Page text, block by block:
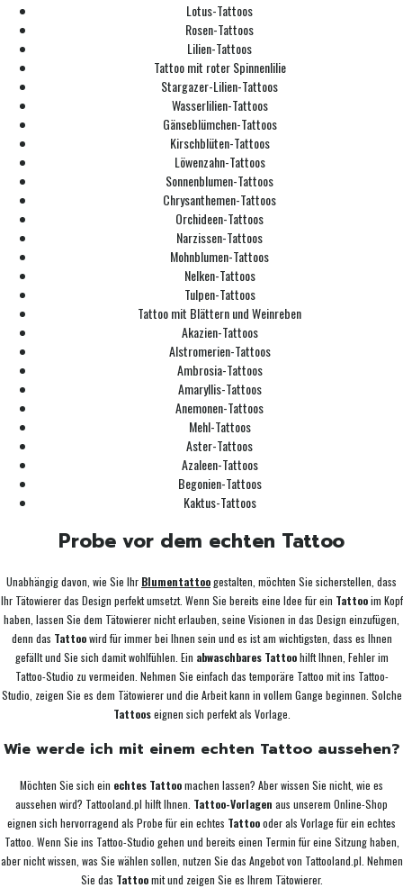
Lotus-Tattoos
Rosen-Tattoos
Lilien-Tattoos
Tattoo mit roter Spinnenlilie
Stargazer-Lilien-Tattoos
Wasserlilien-Tattoos
Gänseblümchen-Tattoos
Kirschblüten-Tattoos
Löwenzahn-Tattoos
Sonnenblumen-Tattoos
Chrysanthemen-Tattoos
Orchideen-Tattoos
Narzissen-Tattoos
Mohnblumen-Tattoos
Nelken-Tattoos
Tulpen-Tattoos
Tattoo mit Blättern und Weinreben
Akazien-Tattoos
Alstromerien-Tattoos
Ambrosia-Tattoos
Amaryllis-Tattoos
Anemonen-Tattoos
Mehl-Tattoos
Aster-Tattoos
Azaleen-Tattoos
Begonien-Tattoos
Kaktus-Tattoos
Probe vor dem echten Tattoo
Unabhängig davon, wie Sie Ihr Blumentattoogestalten, möchten Sie sicherstellen, dass
Ihr Tätowierer das Design perfekt umsetzt. Wenn Sie bereits eine Idee für ein Tattooim Kopf
haben, lassen Sie dem Tätowierer nicht erlauben, seine Visionen in das Design einzufügen,
denn das Tattoowird für immer bei Ihnen sein und es ist am wichtigsten, dass es Ihnen
gefällt und Sie sich damit wohlfühlen. Ein abwaschbares Tattoohilft Ihnen, Fehler im
Tattoo-Studio zu vermeiden. Nehmen Sie einfach das temporäre Tattoo mit ins Tattoo-
Studio, zeigen Sie es dem Tätowierer und die Arbeit kann in vollem Gange beginnen. Solche
Tattooseignen sich perfekt als Vorlage.
Wie werde ich mit einem echten Tattoo aussehen?
Möchten Sie sich ein echtes Tattoomachen lassen? Aber wissen Sie nicht, wie es
aussehen wird? Tattooland.pl hilft Ihnen. Tattoo-Vorlagen aus unserem Online-Shop
eignen sich hervorragend als Probe für ein echtes Tattoooder als Vorlage für ein echtes
Tattoo. Wenn Sie ins Tattoo-Studio gehen und bereits einen Termin für eine Sitzung haben,
aber nicht wissen, was Sie wählen sollen, nutzen Sie das Angebot von Tattooland.pl. Nehmen
Sie das Tattoomit und zeigen Sie es Ihrem Tätowierer.